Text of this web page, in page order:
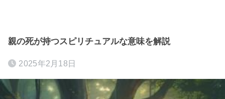
親の死が持つスピリチュアルな意味を解説
2025年2月18日